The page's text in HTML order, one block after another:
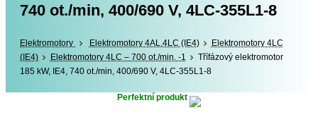
740 ot./min, 400/690 V, 4LC-355L1-8
Elektromotory Elektromotory
Elektromotory 4AL,4LC (IE4)
Elektromotory 4LC
(IE4)
Elektromotory 4LC – 700 ot./min. -1
Třífázový elektromotor
185 kW, IE4, 740 ot./min, 400/690 V, 4LC-355L1-8
Perfektní produkt